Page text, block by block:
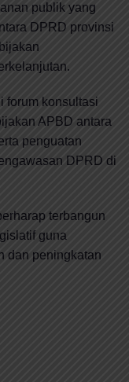
publik yang
DPRD provinsi
forum konsultasi
APBD antara
penguatan
DPRD di
terbangun
guna
dan peningkatan